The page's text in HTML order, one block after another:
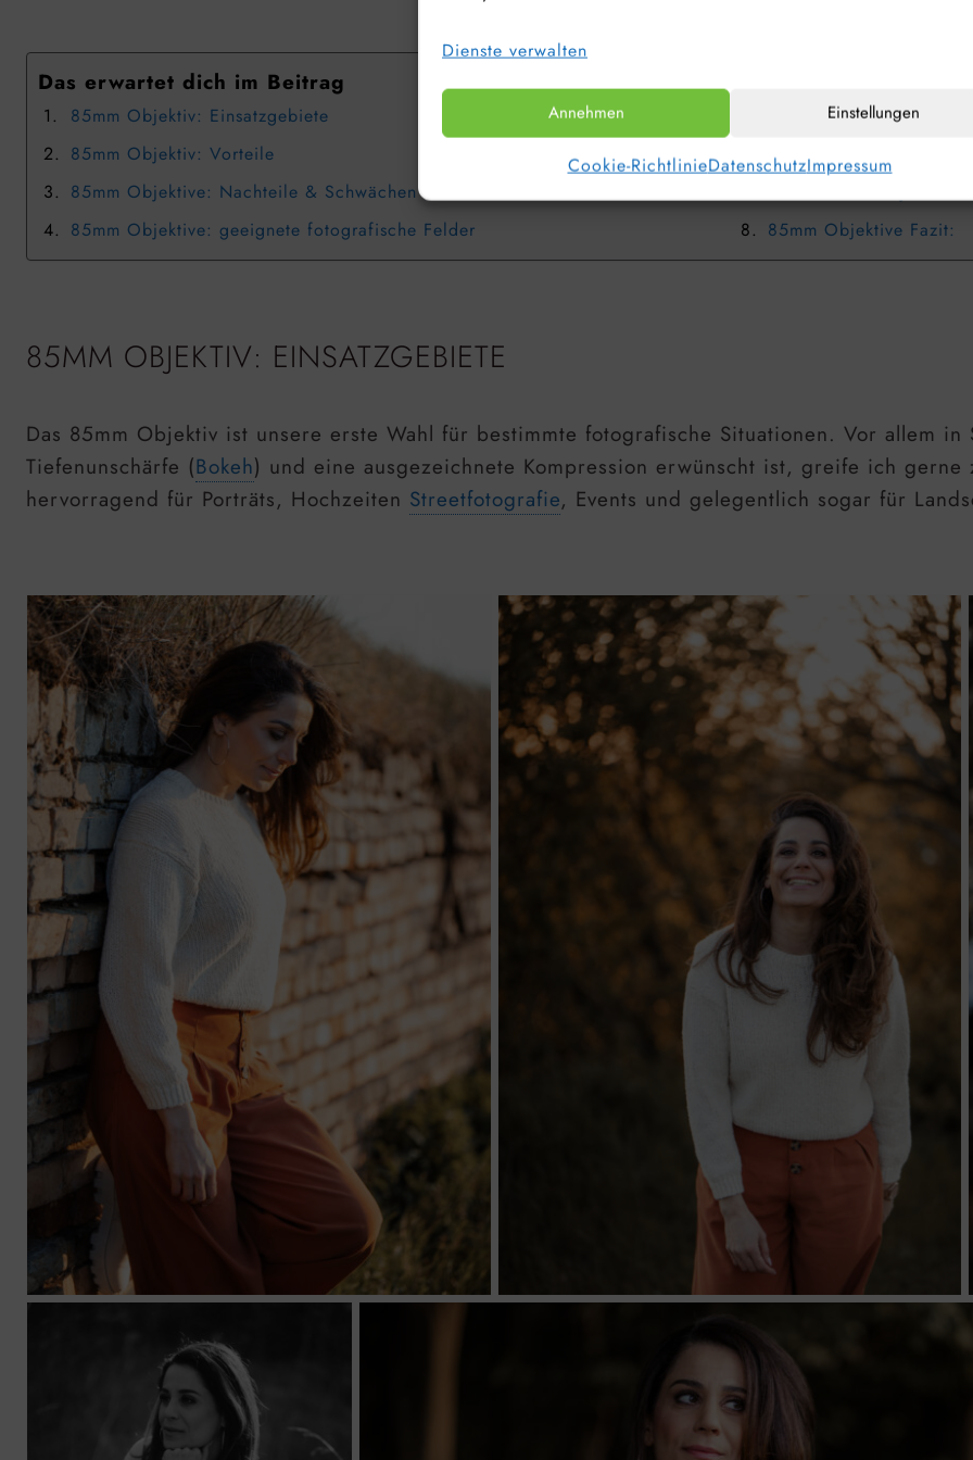
Dienste verwalten
Annehmen Einstellungen
Cookie-RichtlinieDatenschutzImpressum
Das erwartet dich im Beitrag
85mm Objektiv: Einsatzgebiete
85mm Objektiv: Vorteile
85mm Objektive: Nachteile & Schwächen
85mm Objektive: geeignete fotografische Felder
Beste 85mm Objektive:
Beste 85mm Objektive:
85mm Objektive Fazit:
85MM OBJEKTIV: EINSATZGEBIETE
Das 85mm Objektiv ist unsere erste Wahl für bestimmte fotografische Situationen. Vor allem
Tiefenunschärfe (Bokeh) und eine ausgezeichnete Kompression erwünscht ist, greife ich
hervorragend für Porträts, Hochzeiten Streetfotografie, Events und gelegentlich sogar für